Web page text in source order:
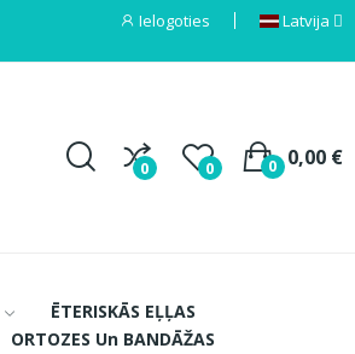
Ielogoties Latvija
0 0 0,00 €
0
ĒTERISKĀS EĻĻAS
ORTOZES Un BANDĀŽAS